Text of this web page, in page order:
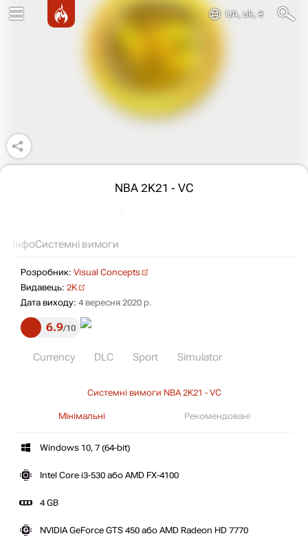
UA, uk, ₴
NBA 2K21 - VC
ІнфоСистемні вимоги
Розробник: Visual Concepts
Видавець: 2K
Дата виходу: 4 вересня 2020 р.
6.9 10
Currency DLC Sport Simulator
Системні вимоги NBA 2K21 - VC
Мінімальні Рекомендовані
Windows 10, 7 (64-bit)
Intel Core i3-530 або AMD FX-4100
4 GB
NVIDIA GeForce GTS 450 або AMD Radeon HD 7770